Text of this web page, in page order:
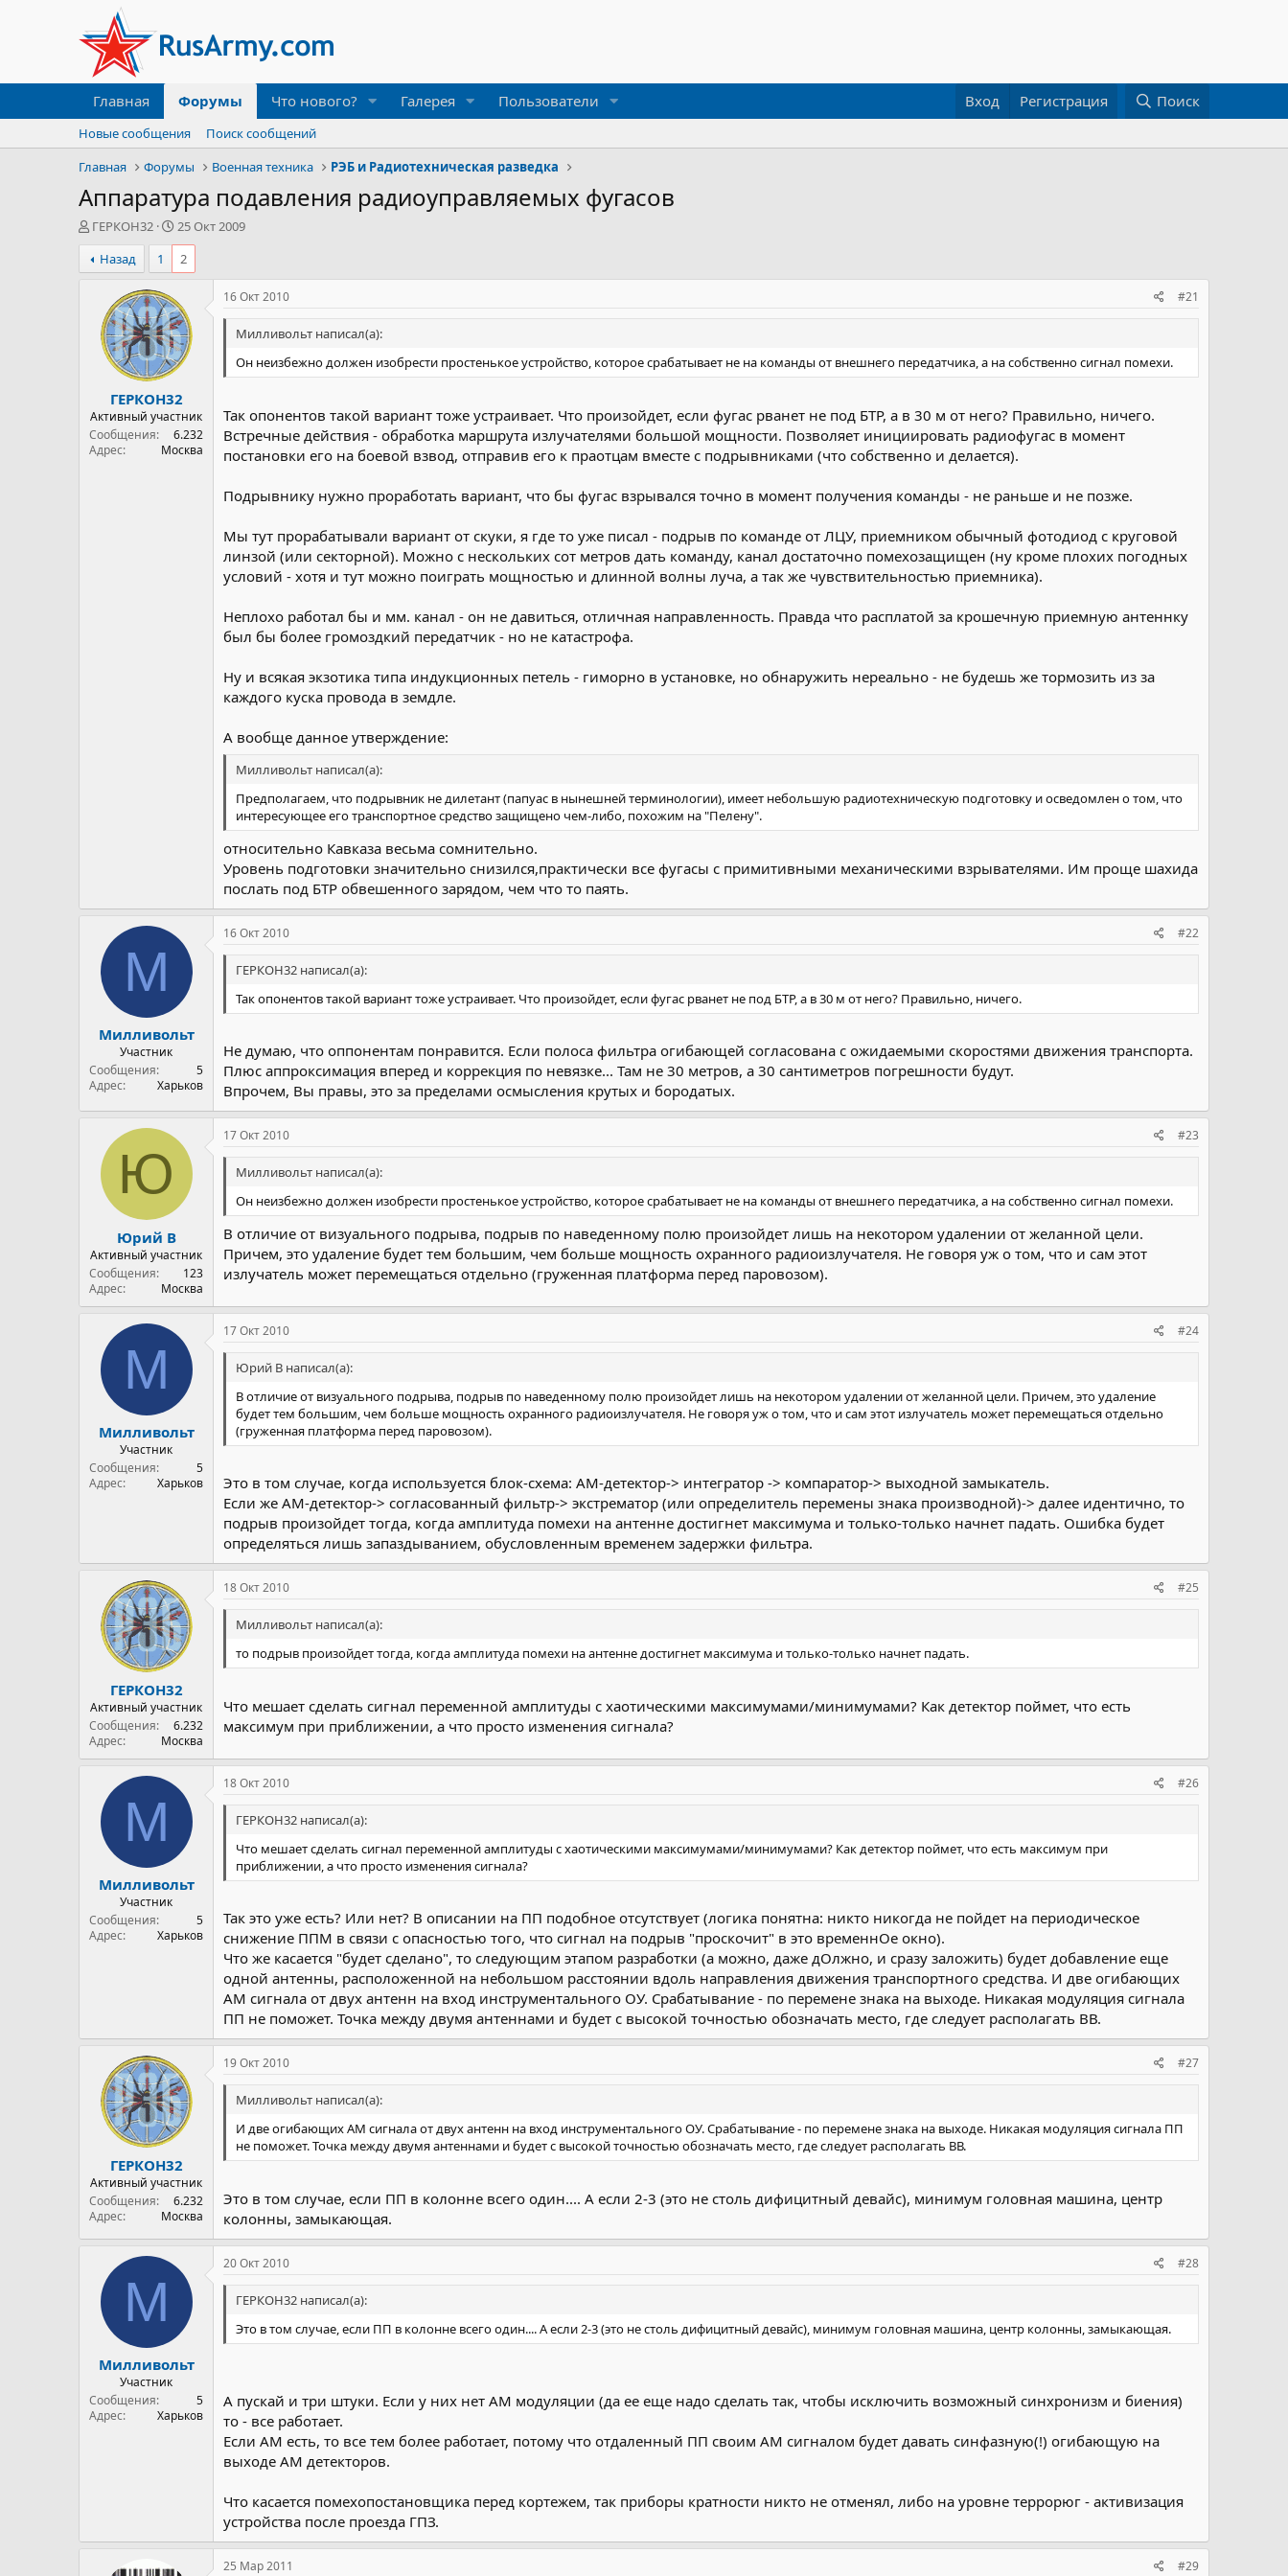
Главная Форумы Что нового? Галерея Пользователи Вход Регистрация Поиск
Новые сообщения
Поиск сообщений
Главная
Форумы Военная техника РЭБ и Радиотехническая разведка
Аппаратура подавления радиоуправляемых фугасов
А
в
т
о
ГЕРКОН32
Д
а
т
а
а
ч
а
л
25 Окт 2009
Назад
1 2
ГЕРКОН32
Активный участник
Сообщения
6.232
Адрес
Москва
16 Окт 2010 #21
Милливольт написал(а):
Он неизбежно должен изобрести простенькое устройство, которое срабатывает не на команды от внешнего передатчика, а на собственно сигнал помехи.
Так опонентов такой вариант тоже устраивает. Что произойдет, если фугас рванет не под БТР, а в 30 м от него? Правильно, ничего.
Встречные действия - обработка маршрута излучателями большой мощности. Позволяет инициировать радиофугас в момент
постановки его на боевой взвод, отправив его к праотцам вместе с подрывниками (что собственно и делается).
Подрывнику нужно проработать вариант, что бы фугас взрывался точно в момент получения команды - не раньше и не позже.
Мы тут прорабатывали вариант от скуки, я где то уже писал - подрыв по команде от ЛЦУ, приемником обычный фотодиод с круговой
линзой (или секторной). Можно с нескольких сот метров дать команду, канал достаточно помехозащищен (ну кроме плохих погодных
условий - хотя и тут можно поиграть мощностью и длинной волны луча, а так же чувствительностью приемника).
Неплохо работал бы и мм. канал - он не давиться, отличная направленность. Правда что расплатой за крошечную приемную антеннку
был бы более громоздкий передатчик - но не катастрофа.
Ну и всякая экзотика типа индукционных петель - гиморно в установке, но обнаружить нереально - не будешь же тормозить из за
каждого куска провода в земдле.
А вообще данное утверждение:
Милливольт написал(а):
Предполагаем, что подрывник не дилетант (папуас в нынешней терминологии), имеет небольшую радиотехническую подготовку и осведомлен о том, что
интересующее его транспортное средство защищено чем-либо, похожим на "Пелену".
относительно Кавказа весьма сомнительно.
Уровень подготовки значительно снизился,практически все фугасы с примитивными механическими взрывателями. Им проще шахида
послать под БТР обвешенного зарядом, чем что то паять.
М
Милливольт
Участник
Сообщения
5
Адрес
Харьков
16 Окт 2010 #22
ГЕРКОН32 написал(а):
Так опонентов такой вариант тоже устраивает. Что произойдет, если фугас рванет не под БТР, а в 30 м от него? Правильно, ничего.
Не думаю, что оппонентам понравится. Если полоса фильтра огибающей согласована с ожидаемыми скоростями движения транспорта.
Плюс аппроксимация вперед и коррекция по невязке... Там не 30 метров, а 30 сантиметров погрешности будут.
Впрочем, Вы правы, это за пределами осмысления крутых и бородатых.
Ю
Юрий В
Активный участник
Сообщения
123
Адрес
Москва
17 Окт 2010 #23
Милливольт написал(а):
Он неизбежно должен изобрести простенькое устройство, которое срабатывает не на команды от внешнего передатчика, а на собственно сигнал помехи.
В отличие от визуального подрыва, подрыв по наведенному полю произойдет лишь на некотором удалении от желанной цели.
Причем, это удаление будет тем большим, чем больше мощность охранного радиоизлучателя. Не говоря уж о том, что и сам этот
излучатель может перемещаться отдельно (груженная платформа перед паровозом).
М
Милливольт
Участник
Сообщения
5
Адрес
Харьков
17 Окт 2010 #24
Юрий В написал(а):
В отличие от визуального подрыва, подрыв по наведенному полю произойдет лишь на некотором удалении от желанной цели. Причем, это удаление
будет тем большим, чем больше мощность охранного радиоизлучателя. Не говоря уж о том, что и сам этот излучатель может перемещаться отдельно
(груженная платформа перед паровозом).
Это в том случае, когда используется блок-схема: АМ-детектор-> интегратор -> компаратор-> выходной замыкатель.
Если же АМ-детектор-> согласованный фильтр-> экстрематор (или определитель перемены знака производной)-> далее идентично, то
подрыв произойдет тогда, когда амплитуда помехи на антенне достигнет максимума и только-только начнет падать. Ошибка будет
определяться лишь запаздыванием, обусловленным временем задержки фильтра.
ГЕРКОН32
Активный участник
Сообщения
6.232
Адрес
Москва
18 Окт 2010 #25
Милливольт написал(а):
то подрыв произойдет тогда, когда амплитуда помехи на антенне достигнет максимума и только-только начнет падать.
Что мешает сделать сигнал переменной амплитуды с хаотическими максимумами/минимумами? Как детектор поймет, что есть
максимум при приближении, а что просто изменения сигнала?
М
Милливольт
Участник
Сообщения
5
Адрес
Харьков
18 Окт 2010 #26
ГЕРКОН32 написал(а):
Что мешает сделать сигнал переменной амплитуды с хаотическими максимумами/минимумами? Как детектор поймет, что есть максимум при
приближении, а что просто изменения сигнала?
Так это уже есть? Или нет? В описании на ПП подобное отсутствует (логика понятна: никто никогда не пойдет на периодическое
снижение ППМ в связи с опасностью того, что сигнал на подрыв "проскочит" в это временнОе окно).
Что же касается "будет сделано", то следующим этапом разработки (а можно, даже дОлжно, и сразу заложить) будет добавление еще
одной антенны, расположенной на небольшом расстоянии вдоль направления движения транспортного средства. И две огибающих
АМ сигнала от двух антенн на вход инструментального ОУ. Срабатывание - по перемене знака на выходе. Никакая модуляция сигнала
ПП не поможет. Точка между двумя антеннами и будет с высокой точностью обозначать место, где следует располагать ВВ.
ГЕРКОН32
Активный участник
Сообщения
6.232
Адрес
Москва
19 Окт 2010 #27
Милливольт написал(а):
И две огибающих АМ сигнала от двух антенн на вход инструментального ОУ. Срабатывание - по перемене знака на выходе. Никакая модуляция сигнала ПП
не поможет. Точка между двумя антеннами и будет с высокой точностью обозначать место, где следует располагать ВВ.
Это в том случае, если ПП в колонне всего один.... А если 2-3 (это не столь дифицитный девайс), минимум головная машина, центр
колонны, замыкающая.
М
Милливольт
Участник
Сообщения
5
Адрес
Харьков
20 Окт 2010 #28
ГЕРКОН32 написал(а):
Это в том случае, если ПП в колонне всего один.... А если 2-3 (это не столь дифицитный девайс), минимум головная машина, центр колонны, замыкающая.
А пускай и три штуки. Если у них нет АМ модуляции (да ее еще надо сделать так, чтобы исключить возможный синхронизм и биения)
то - все работает.
Если АМ есть, то все тем более работает, потому что отдаленный ПП своим АМ сигналом будет давать синфазную(!) огибающую на
выходе АМ детекторов.
Что касается помехопостановщика перед кортежем, так приборы кратности никто не отменял, либо на уровне террорюг - активизация
устройства после проезда ГПЗ.
25 Мар 2011 #29